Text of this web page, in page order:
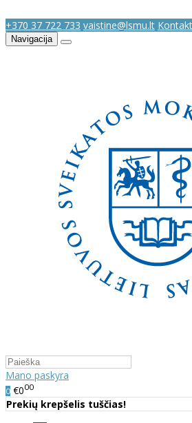
+370 37 722 733 vaistine@lsmu.lt
Navigacija
Mano paskyra
0 €000
Prekių krepšelis tuščias!